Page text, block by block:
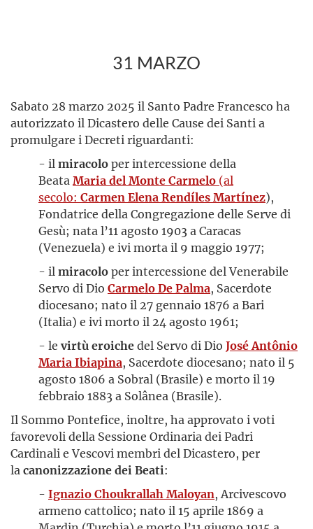
31 MARZO
Sabato 28 marzo 2025 il Santo Padre Francesco ha
autorizzato il Dicastero delle Cause dei Santi a
promulgare i Decreti riguardanti:
- il miracoloper intercessione della
Beata Maria del Monte Carmelo (al
secolo: Carmen Elena Rendíles Martínez),
Fondatrice della Congregazione delle Serve di
Gesù; nata l’11 agosto 1903 a Caracas
(Venezuela) e ivi morta il 9 maggio 1977;
- il miracoloper intercessione del Venerabile
Servo di Dio Carmelo De Palma, Sacerdote
diocesano; nato il 27 gennaio 1876 a Bari
(Italia) e ivi morto il 24 agosto 1961;
- le virtù eroichedel Servo di Dio José Antônio
Maria Ibiapina, Sacerdote diocesano; nato il 5
agosto 1806 a Sobral (Brasile) e morto il 19
febbraio 1883 a Solânea (Brasile).
Il Sommo Pontefice, inoltre, ha approvato i voti
favorevoli della Sessione Ordinaria dei Padri
Cardinali e Vescovi membri del Dicastero, per
la canonizzazione dei Beati:
- Ignazio Choukrallah Maloyan, Arcivescovo
armeno cattolico; nato il 15 aprile 1869 a